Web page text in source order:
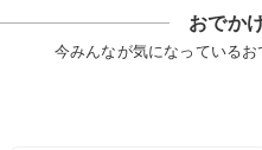
おでか
今みんなが気になっている